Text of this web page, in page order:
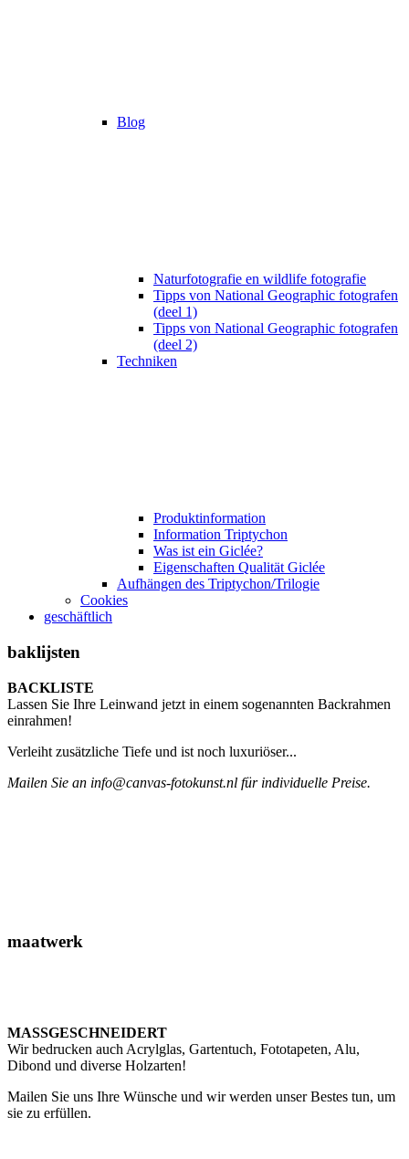
Blog
Naturfotografie en wildlife fotografie
Tipps von National Geographic fotografen
(deel 1)
Tipps von National Geographic fotografen
(deel 2)
Techniken
Produktinformation
Information Triptychon
Was ist ein Giclée?
Eigenschaften Qualität Giclée
Aufhängen des Triptychon/Trilogie
Cookies
geschäftlich
baklijsten
BACKLISTE
Lassen Sie Ihre Leinwand jetzt in einem sogenannten Backrahmen
einrahmen!
Verleiht zusätzliche Tiefe und ist noch luxuriöser...
Mailen Sie an info@canvas-fotokunst.nl für individuelle Preise.
maatwerk
MASSGESCHNEIDERT
Wir bedrucken auch Acrylglas, Gartentuch, Fototapeten, Alu,
Dibond und diverse Holzarten!
Mailen Sie uns Ihre Wünsche und wir werden unser Bestes tun, um
sie zu erfüllen.